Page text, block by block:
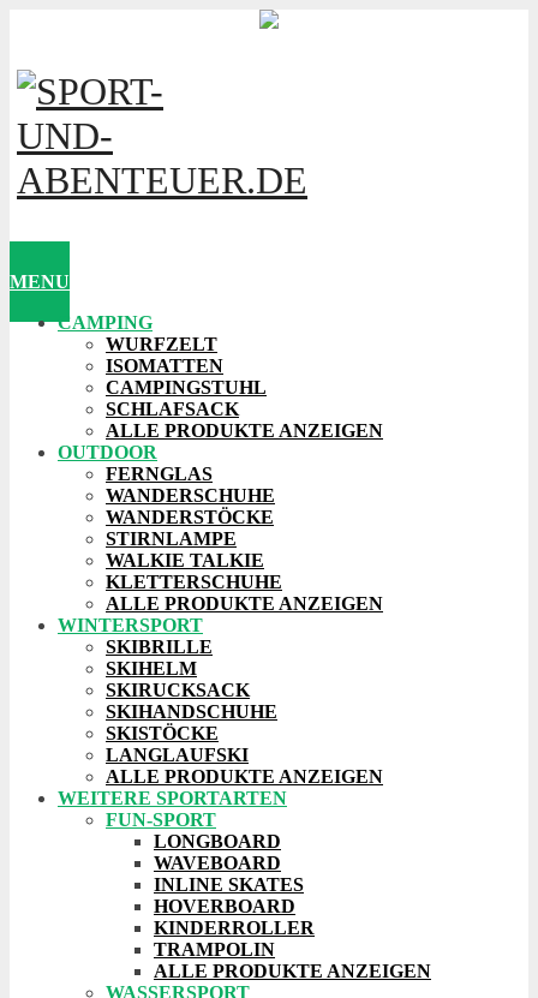
MENU
CAMPING
WURFZELT
ISOMATTEN
CAMPINGSTUHL
SCHLAFSACK
ALLE PRODUKTE ANZEIGEN
OUTDOOR
FERNGLAS
WANDERSCHUHE
WANDERSTÖCKE
STIRNLAMPE
WALKIE TALKIE
KLETTERSCHUHE
ALLE PRODUKTE ANZEIGEN
WINTERSPORT
SKIBRILLE
SKIHELM
SKIRUCKSACK
SKIHANDSCHUHE
SKISTÖCKE
LANGLAUFSKI
ALLE PRODUKTE ANZEIGEN
WEITERE SPORTARTEN
FUN-SPORT
LONGBOARD
WAVEBOARD
INLINE SKATES
HOVERBOARD
KINDERROLLER
TRAMPOLIN
ALLE PRODUKTE ANZEIGEN
WASSERSPORT